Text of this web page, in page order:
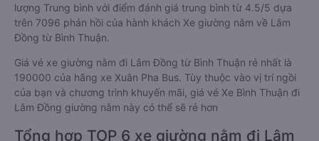
lượng Trung bình với điểm đánh giá trung bình từ 4.5/5 dựa
trên 7096 phản hồi của hành khách Xe giường nằm về Lâm
Đồng từ Bình Thuận.
Giá vé xe giường nằm đi Lâm Đồng từ Bình Thuận rẻ nhất là
190000 của hãng xe Xuân Pha Bus. Tùy thuộc vào vị trí ngồi
của bạn và chương trình khuyến mãi, giá vé Xe Bình Thuận đi
Lâm Đồng giường nằm này có thể sẽ rẻ hơn
Tổng hợp TOP 6 xe giường nằm đi Lâm